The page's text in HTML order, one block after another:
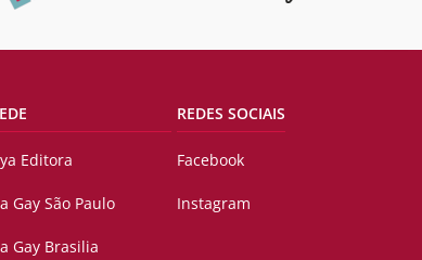
Editora
Gay São Paulo
Gay Brasilia
REDES SOCIAIS
Facebook
Instagram